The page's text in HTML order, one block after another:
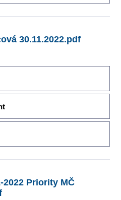
30.11.2022.pdf
2022 Priority MČ